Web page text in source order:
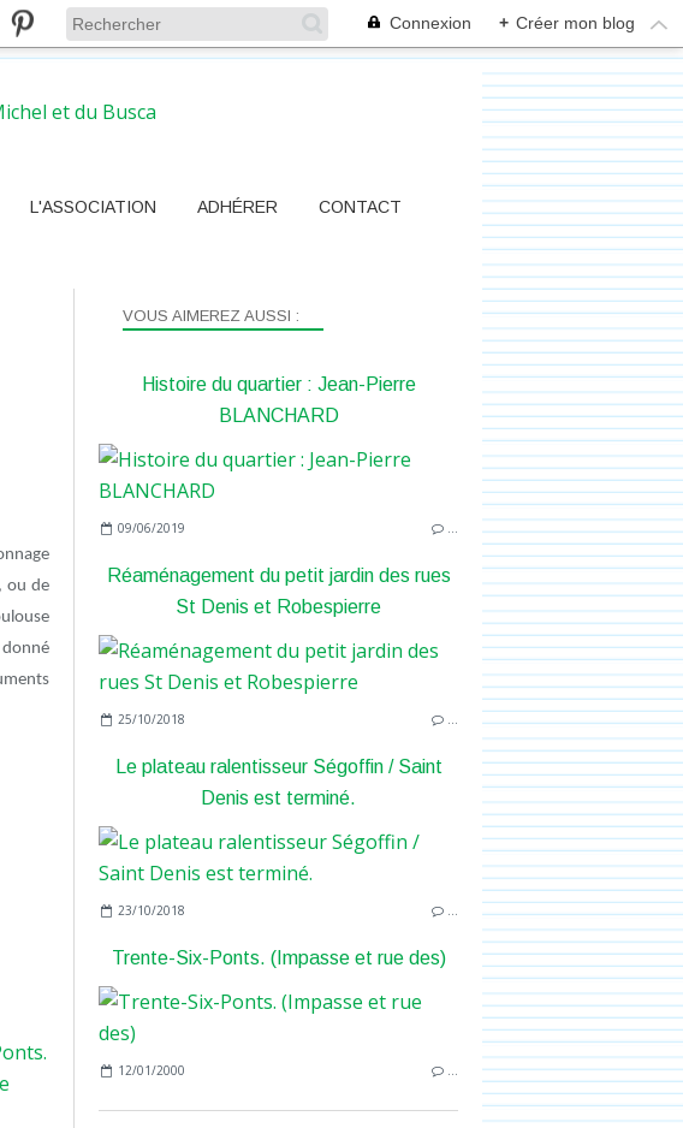
Connexion + Créer mon blog
L'ASSOCIATION ADHÉRER CONTACT
ou de
donné
VOUS AIMEREZ AUSSI :
Histoire du quartier : Jean-Pierre
BLANCHARD
09/06/2019 …
Réaménagement du petit jardin des rues
St Denis et Robespierre
25/10/2018 …
Le plateau ralentisseur Ségoffin / Saint
Denis est terminé.
23/10/2018 …
Trente-Six-Ponts. (Impasse et rue des)
12/01/2000 …